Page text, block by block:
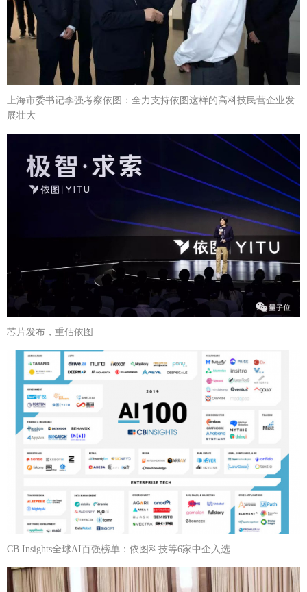
上海市委书记李强考察依图：全力支持依图这样的高科技民营企业发
展壮大
芯片发布，重估依图
CB Insights全球AI百强榜单：依图科技等6家中企入选